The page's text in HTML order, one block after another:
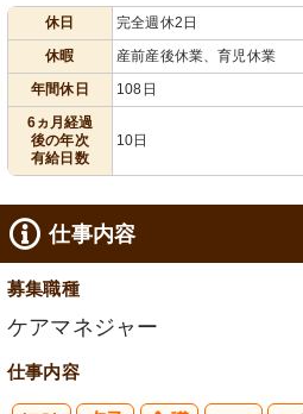
休日
完全週休2日
休暇
産前産後休業、育児休業
年間休日
108日
6ヵ月経過
後の年次
有給日数
10日
仕事内容
募集職種
ケアマネジャー
仕事内容